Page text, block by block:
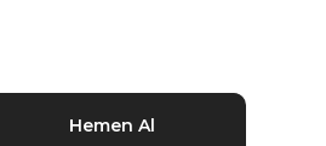
Hemen Al